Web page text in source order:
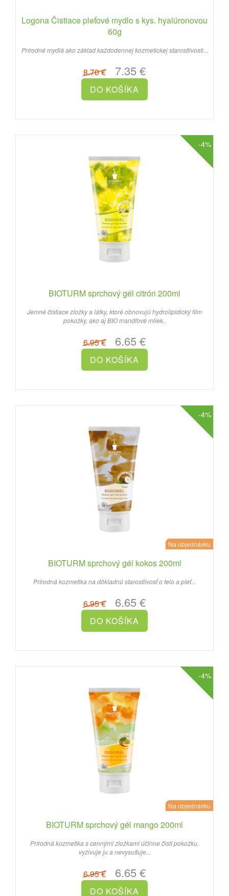
Logona Čistiace pleťové mydlo s kys. hyalúronovou
60g
Prírodné mydlá ako základ každodennej kozmetickej starostlivosti...
8.70 €7.35 €
-4%
BIOTURM sprchový gél citrón 200ml
Jemné čistiace zložky a látky, ktoré obnovujú hydrolipidický film
pokožky, ako aj BIO mandľové mliek..
6.95 €6.65 €
-4%
Na objednávku
BIOTURM sprchový gél kokos 200ml
Prírodná kozmetika na dôkladnú starostlivosť o telo a pleť...
6.95 €6.65 €
-4%
Na objednávku
BIOTURM sprchový gél mango 200ml
Prírodná kozmetika s cennými zložkami účinne čistí pokožku,
vyživuje ju a nevysušuje...
6.95 €6.65 €